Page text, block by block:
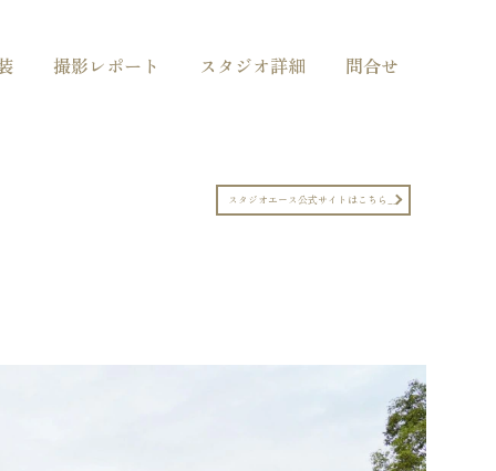
撮影レポート スタジオ詳細 問合せ
スタジオエース公式サイトはこちら__